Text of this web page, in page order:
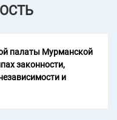
палаты Мурманской
законности,
и